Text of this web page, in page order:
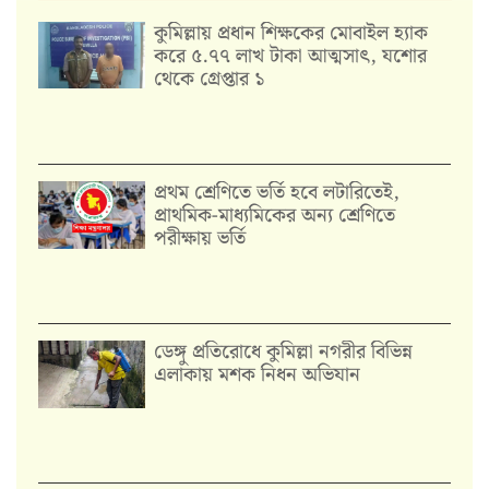
কুমিল্লায় প্রধান শিক্ষকের মোবাইল হ্যাক
করে ৫.৭৭ লাখ টাকা আত্মসাৎ, যশোর
থেকে গ্রেপ্তার ১
প্রথম শ্রেণিতে ভর্তি হবে লটারিতেই,
প্রাথমিক-মাধ্যমিকের অন্য শ্রেণিতে
পরীক্ষায় ভর্তি
ডেঙ্গু প্রতিরোধে কুমিল্লা নগরীর বিভিন্ন
এলাকায় মশক নিধন অভিযান